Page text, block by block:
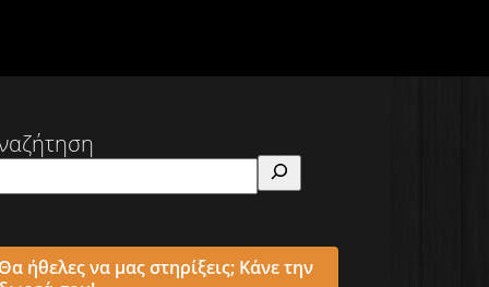
ήθελες να μας στηρίξεις; Κάνε την